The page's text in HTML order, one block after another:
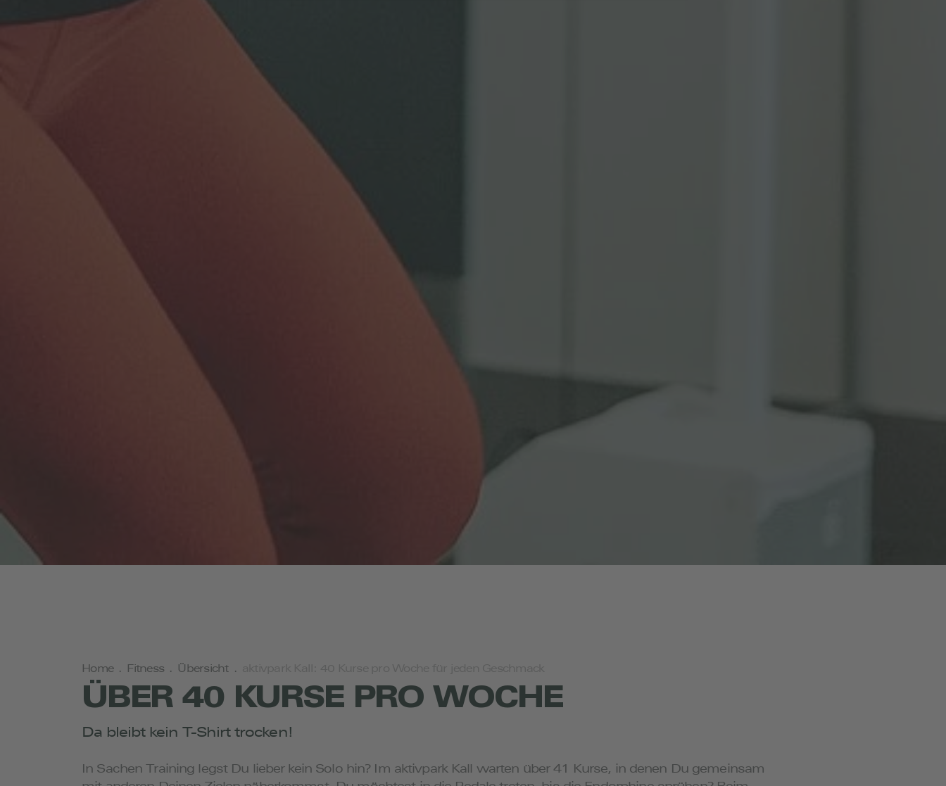
Home . Fitness . Übersicht .
ÜBER 40 KURSE PRO WOCHE
Da bleibt kein T-Shirt trocken!
In Sachen Training legst Du lieber kein Solo hin? Im aktivpark Kall warten über 41 Kurse, in denen Du gemeinsam